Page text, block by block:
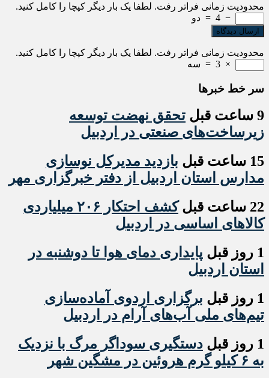
محدودیت زمانی فراتر رفت. لطفا یک بار دیگر کپچا را کامل کنید.
−
4
= دو
محدودیت زمانی فراتر رفت. لطفا یک بار دیگر کپچا را کامل کنید.
×
3
= سه
سر خط خبرها
9 ساعت قبل
تحقق نهضت توسعه
زیرساخت‌های صنعتی در اردبیل
15 ساعت قبل
بازدید مدیرکل نوسازی
مدارس استان اردبیل از دفتر خبرگزاری مهر
22 ساعت قبل
کشف احتکار ۲۰۶ میلیاردی
کالاهای اساسی در اردبیل
1 روز قبل
پایداری دمای هوا تا دوشنبه در
استان اردبیل
1 روز قبل
برگزاری اردوی آماده‌سازی
تیم‌های ملی آب‌های آرام در اردبیل
1 روز قبل
دستگیری سوداگر مرگ با نزدیک
به ۶ کیلو گرم هروئین در مشگین شهر